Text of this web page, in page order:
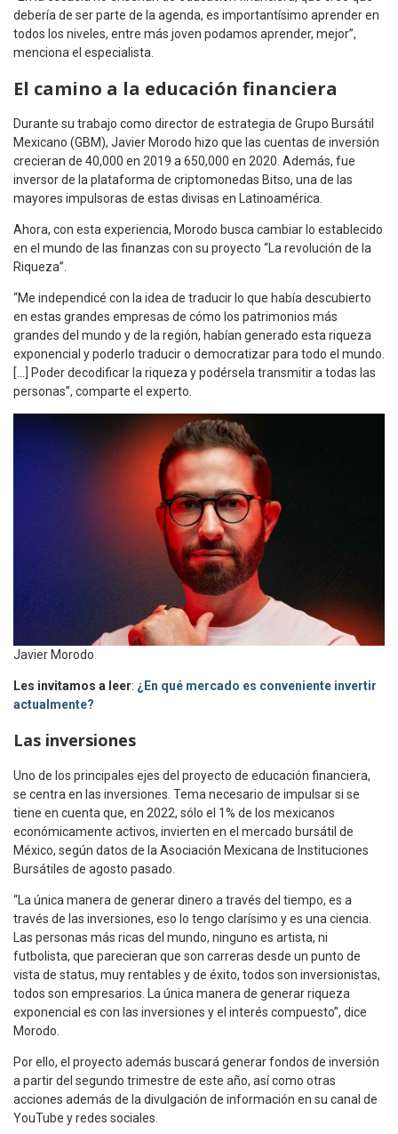
debería de ser parte de la agenda, es importantísimo aprender en
todos los niveles, entre más joven podamos aprender, mejor”,
menciona el especialista.
El camino a la educación financiera
Durante su trabajo como director de estrategia de Grupo Bursátil
Mexicano (GBM), Javier Morodo hizo que las cuentas de inversión
crecieran de 40,000 en 2019 a 650,000 en 2020. Además, fue
inversor de la plataforma de criptomonedas Bitso, una de las
mayores impulsoras de estas divisas en Latinoamérica.
Ahora, con esta experiencia, Morodo busca cambiar lo establecido
en el mundo de las finanzas con su proyecto “La revolución de la
Riqueza”.
“Me independicé con la idea de traducir lo que había descubierto
en estas grandes empresas de cómo los patrimonios más
grandes del mundo y de la región, habían generado esta riqueza
exponencial y poderlo traducir o democratizar para todo el mundo.
[…] Poder decodificar la riqueza y podérsela transmitir a todas las
personas”, comparte el experto.
Javier Morodo
Les invitamos a leer: ¿En qué mercado es conveniente invertir
actualmente?
Las inversiones
Uno de los principales ejes del proyecto de educación financiera,
se centra en las inversiones. Tema necesario de impulsar si se
tiene en cuenta que, en 2022, sólo el 1% de los mexicanos
económicamente activos, invierten en el mercado bursátil de
México, según datos de la Asociación Mexicana de Instituciones
Bursátiles de agosto pasado.
“La única manera de generar dinero a través del tiempo, es a
través de las inversiones, eso lo tengo clarísimo y es una ciencia.
Las personas más ricas del mundo, ninguno es artista, ni
futbolista, que parecieran que son carreras desde un punto de
vista de status, muy rentables y de éxito, todos son inversionistas,
todos son empresarios. La única manera de generar riqueza
exponencial es con las inversiones y el interés compuesto”, dice
Morodo.
Por ello, el proyecto además buscará generar fondos de inversión
a partir del segundo trimestre de este año, así como otras
acciones además de la divulgación de información en su canal de
YouTube y redes sociales.